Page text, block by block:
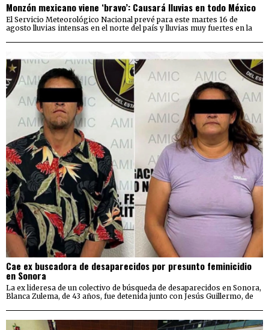
Monzón mexicano viene ‘bravo’: Causará lluvias en todo México
El Servicio Meteorológico Nacional prevé para este martes 16 de
agosto lluvias intensas en el norte del país y lluvias muy fuertes en la
Cae ex buscadora de desaparecidos por presunto feminicidio
en Sonora
La ex lideresa de un colectivo de búsqueda de desaparecidos en Sonora,
Blanca Zulema, de 43 años, fue detenida junto con Jesús Guillermo, de